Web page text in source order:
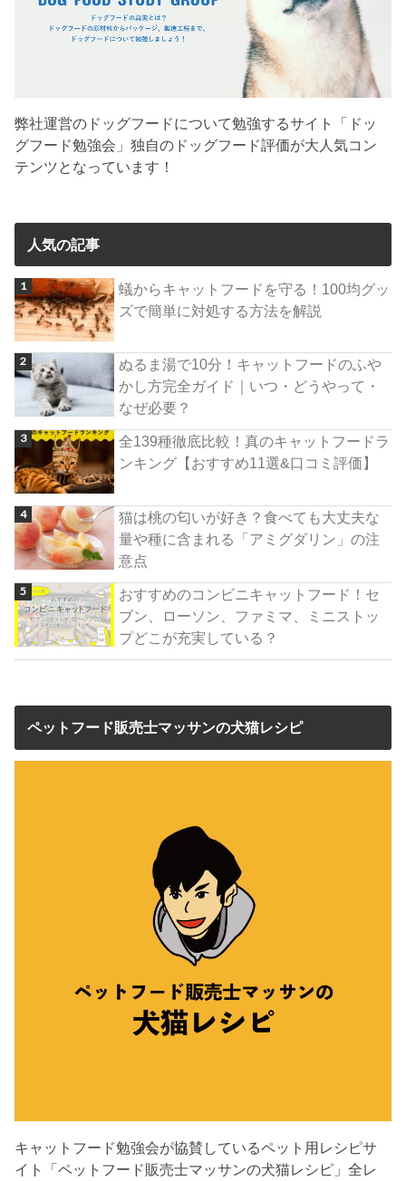
弊社運営のドッグフードについて勉強するサイト「ドッ
グフード勉強会」独自のドッグフード評価が大人気コン
テンツとなっています！
人気の記事
蟻からキャットフードを守る！100均グッ
ズで簡単に対処する方法を解説
ぬるま湯で10分！キャットフードのふや
かし方完全ガイド｜いつ・どうやって・
なぜ必要？
全139種徹底比較！真のキャットフードラ
ンキング【おすすめ11選&口コミ評価】
猫は桃の匂いが好き？食べても大丈夫な
量や種に含まれる「アミグダリン」の注
意点
おすすめのコンビニキャットフード！セ
ブン、ローソン、ファミマ、ミニストッ
プどこが充実している？
ペットフード販売士マッサンの犬猫レシピ
キャットフード勉強会が協賛しているペット用レシピサ
イト「ペットフード販売士マッサンの犬猫レシピ」全レ